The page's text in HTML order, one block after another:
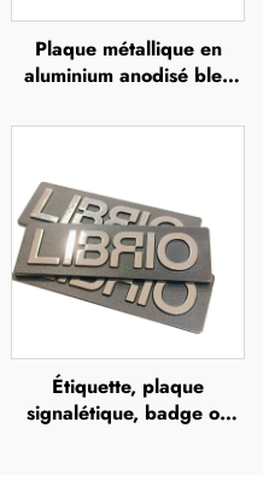
Plaque métallique en
aluminium anodisé bleu
avec impression UV,
offset, plaque métallique
en relief portant le nom
de la marque
Étiquette, plaque
signalétique, badge ou